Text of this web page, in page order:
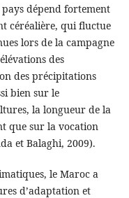
dépend fortement
céréalière, qui fluctue
lors de la campagne
des
des précipitations
bien sur le
la longueur de la
que sur la vocation
et Balaghi, 2009).
le Maroc a
d’adaptation et